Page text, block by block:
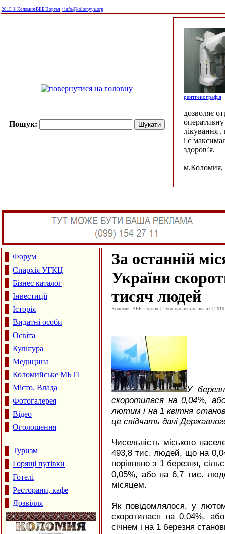
2015 © Коломия ВЕБ Портал / info@kolomyya.org
Пошук:
рентгенографія
дозволяє
лікування ,
і є
здоров’я.
м.Коломия,
Форум
Єпархія УГКЦ
Бізнес каталог
Інвестиції
Історія
Видатні особи
Освіта
Культура
Медицина
Коломийське МБТІ
Місто. Влада
Фотогалерея
Відео
Оголошення
Туризм
Горящі путівки
Готелі
Ресторани, кафе
Дозвілля
За останній
України
тисяч людей
Коломия ВЕБ Портал | Публіцистика та аналіз |
У
скоротилася на 0,04%,
лютим і на 1 квітня
це свідчать дані
Чисельність міського
493,8 тис. людей, що на
порівняно з 1 березня,
0,05%, або на 6,7 тис.
місяцем.
Як повідомлялося, у
скоротилася на 0,04%,
січнем і на 1 березня